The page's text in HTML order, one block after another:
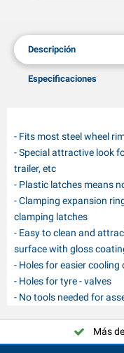
Descripción
Especificaciones
- Fits most steel wheel
- Special attractive look
trailer, etc
- Plastic latches means
- Clamping expansion
clamping latches
- Easy to clean and
surface with gloss
- Holes for easier cooling
- Holes for tyre - valves
- No tools needed for
Más